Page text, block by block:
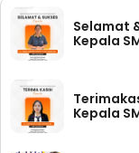
Selamat
Kepala
Kepala